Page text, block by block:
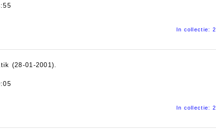
In collectie: 2
(28-01-2001).
In collectie: 2